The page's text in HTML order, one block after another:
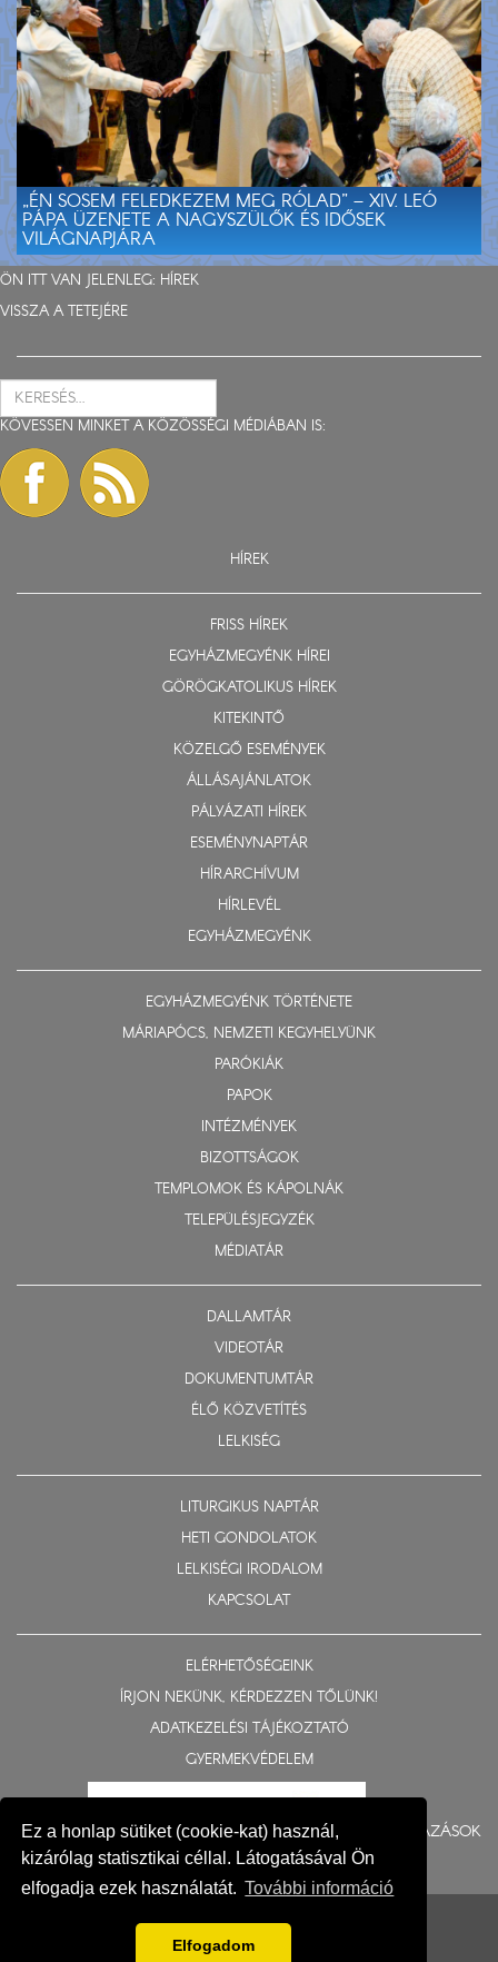
Ez a honlap sütiket (cookie-kat) használ,
kizárólag statisztikai céllal. Látogatásával Ön
elfogadja ezek használatát. További információ
Elfogadom
„ÉN SOSEM FELEDKEZEM MEG RÓLAD” – XIV. LEÓ
PÁPA ÜZENETE A NAGYSZÜLŐK ÉS IDŐSEK
VILÁGNAPJÁRA
ÖN ITT VAN JELENLEG: HÍREK
VISSZA A TETEJÉRE
KÖVESSEN MINKET A KÖZÖSSÉGI MÉDIÁBAN IS:
HÍREK
FRISS HÍREK
EGYHÁZMEGYÉNK HÍREI
GÖRÖGKATOLIKUS HÍREK
KITEKINTŐ
KÖZELGŐ ESEMÉNYEK
ÁLLÁSAJÁNLATOK
PÁLYÁZATI HÍREK
ESEMÉNYNAPTÁR
HÍRARCHÍVUM
HÍRLEVÉL
EGYHÁZMEGYÉNK
EGYHÁZMEGYÉNK TÖRTÉNETE
MÁRIAPÓCS, NEMZETI KEGYHELYÜNK
PARÓKIÁK
PAPOK
INTÉZMÉNYEK
BIZOTTSÁGOK
TEMPLOMOK ÉS KÁPOLNÁK
TELEPÜLÉSJEGYZÉK
MÉDIATÁR
DALLAMTÁR
VIDEOTÁR
DOKUMENTUMTÁR
ÉLŐ KÖZVETÍTÉS
LELKISÉG
LITURGIKUS NAPTÁR
HETI GONDOLATOK
LELKISÉGI IRODALOM
KAPCSOLAT
ELÉRHETŐSÉGEINK
ÍRJON NEKÜNK, KÉRDEZZEN TŐLÜNK!
ADATKEZELÉSI TÁJÉKOZTATÓ
GYERMEKVÉDELEM
BERUHÁZÁSOK
Impresszum